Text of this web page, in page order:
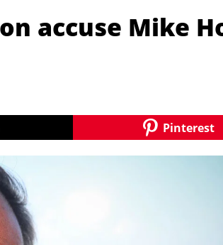
accuse Mike
Pinterest